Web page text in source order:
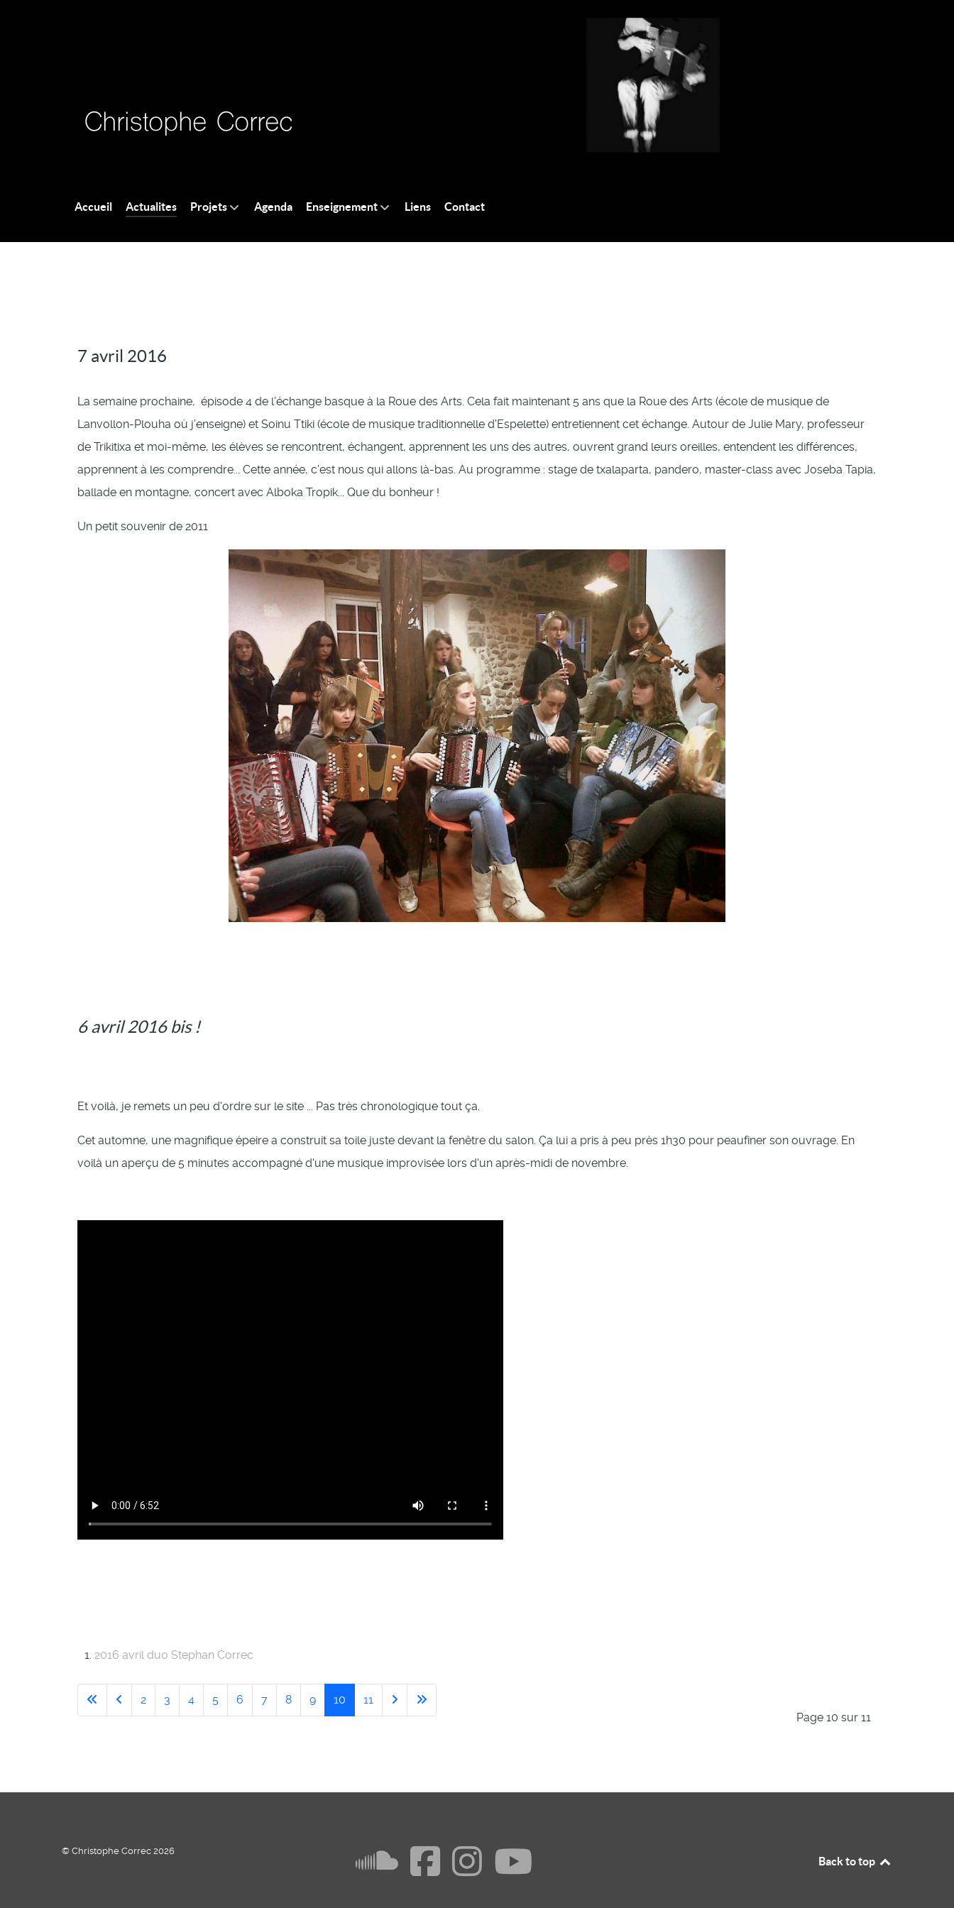
Accueil Actualites Projets Agenda Enseignement Liens Contact
7 avril 2016
La semaine prochaine, épisode 4 de l'échange basque à la Roue des Arts. Cela fait maintenant 5 ans que la Roue des Arts (école de musique de
Lanvollon-Plouha où j'enseigne) et Soinu Ttiki (école de musique traditionnelle d'Espelette) entretiennent cet échange. Autour de Julie Mary, professeur
de Trikitixa et moi-même, les élèves se rencontrent, échangent, apprennent les uns des autres, ouvrent grand leurs oreilles, entendent les différences,
apprennent à les comprendre... Cette année, c'est nous qui allons là-bas. Au programme : stage de txalaparta, pandero, master-class avec Joseba Tapia,
ballade en montagne, concert avec Alboka Tropik... Que du bonheur !
Un petit souvenir de 2011
6 avril 2016 bis !
Et voilà, je remets un peu d'ordre sur le site ... Pas très chronologique tout ça.
Cet automne, une magnifique épeire a construit sa toile juste devant la fenêtre du salon. Ça lui a pris à peu près 1h30 pour peaufiner son ouvrage. En
voilà un aperçu de 5 minutes accompagné d'une musique improvisée lors d'un après-midi de novembre.
2016 avril duo Stephan Correc
Page 10 sur 11
2 3 4 5 6 7 8 9 10 11
© Christophe Correc 2026
Back to top